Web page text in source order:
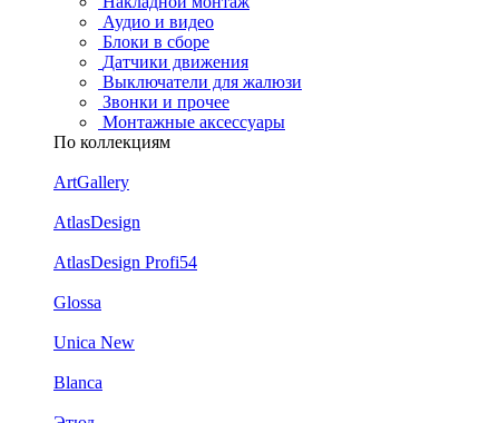
Аудио и видео
Блоки в сборе
Датчики движения
Выключатели для жалюзи
Звонки и прочее
Монтажные аксессуары
По коллекциям
ArtGallery
AtlasDesign
AtlasDesign Profi54
Glossa
Unica New
Blanca